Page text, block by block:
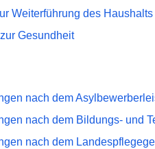
Weiterführung des
Gesundheit
nach dem
nach dem Bildungs- und
nach dem